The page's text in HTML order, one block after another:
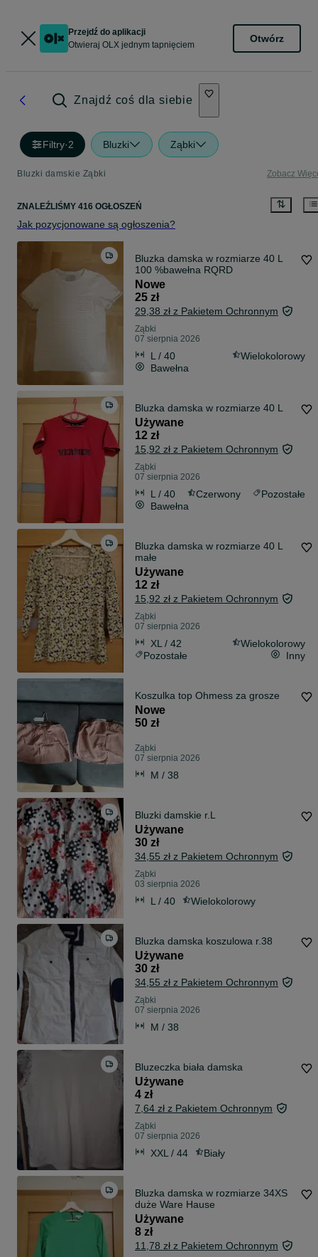
Przejdź do aplikacji
Otwieraj OLX jednym tapnięciem
Otwórz
Znajdź coś dla siebie
Filtry·2 Bluzki Ząbki
Bluzki damskie Ząbki Zobacz
ZNALEŹLIŚMY 416 OGŁOSZEŃ
Jak pozycjonowane są ogłoszenia?
Bluzka damska w rozmiarze 40 L
100 %bawełna RQRD
Nowe
25 zł
29,38 zł z Pakietem Ochronnym
Ząbki
07 sierpnia 2026
L / 40
Wielokolorowy
Bawełna
Bluzka damska w rozmiarze 40 L
Używane
12 zł
15,92 zł z Pakietem Ochronnym
Ząbki
07 sierpnia 2026
L / 40 Czerwony
Pozostałe
Bawełna
Bluzka damska w rozmiarze 40 L
małe
Używane
12 zł
15,92 zł z Pakietem Ochronnym
Ząbki
07 sierpnia 2026
XL / 42
Wielokolorowy
Pozostałe
Inny
Koszulka top Ohmess za grosze
Nowe
50 zł
Ząbki
07 sierpnia 2026
M / 38
Bluzki damskie r.L
Używane
30 zł
34,55 zł z Pakietem Ochronnym
Ząbki
03 sierpnia 2026
L / 40 Wielokolorowy
Bluzka damska koszulowa r.38
Używane
30 zł
34,55 zł z Pakietem Ochronnym
Ząbki
07 sierpnia 2026
M / 38
Bluzeczka biała damska
Używane
4 zł
7,64 zł z Pakietem Ochronnym
Ząbki
07 sierpnia 2026
XXL / 44 Biały
Bluzka damska w rozmiarze 34XS
duże Ware Hause
Używane
8 zł
11,78 zł z Pakietem Ochronnym